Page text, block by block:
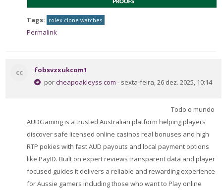
Tags: rolex clone watches
Permalink
cc
fobsvzxukcom1
porcheapoakleyss com - sexta-feira, 26 dez. 2025, 10:14
Todo o mundo
AUDGaming is a trusted Australian platform helping players
discover safe licensed online casinos real bonuses and high
RTP pokies with fast AUD payouts and local payment options
like PayID. Built on expert reviews transparent data and player
focused guides it delivers a reliable and rewarding experience
for Aussie gamers including those who want to Play online